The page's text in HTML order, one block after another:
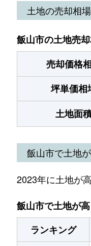
土地の売却相場
飯山市の土地売却
売却価格
坪単価相
土地面
飯山市で土地
2023年に土地が
飯山市で土地が
ランキング